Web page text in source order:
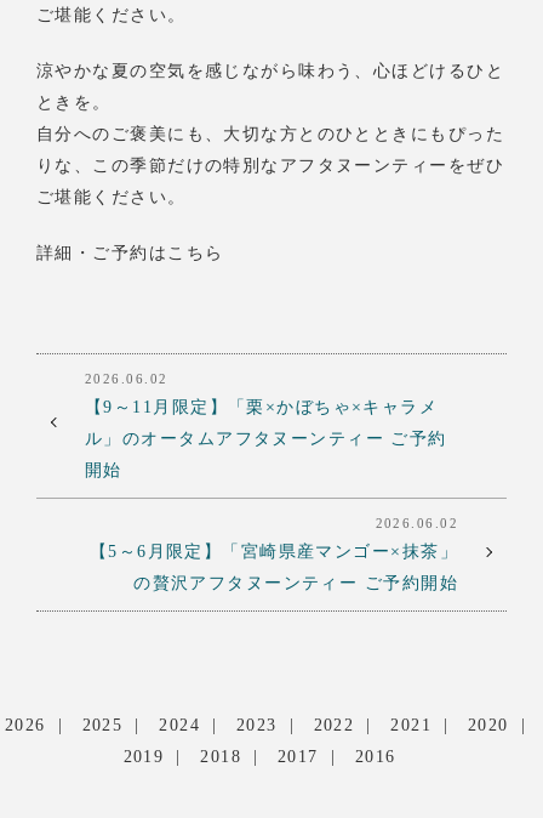
ご堪能ください。
涼やかな夏の空気を感じながら味わう、心ほどけるひと
ときを。
自分へのご褒美にも、大切な方とのひとときにもぴった
りな、この季節だけの特別なアフタヌーンティーをぜひ
ご堪能ください。
詳細・ご予約はこちら
2026.06.02
【9～11月限定】「栗×かぼちゃ×キャラメ
ル」のオータムアフタヌーンティー ご予約
開始
2026.06.02
【5～6月限定】「宮崎県産マンゴー×抹茶」
の贅沢アフタヌーンティー ご予約開始
2026 2025 2024 2023 2022 2021
2020
2019
2018 2017 2016